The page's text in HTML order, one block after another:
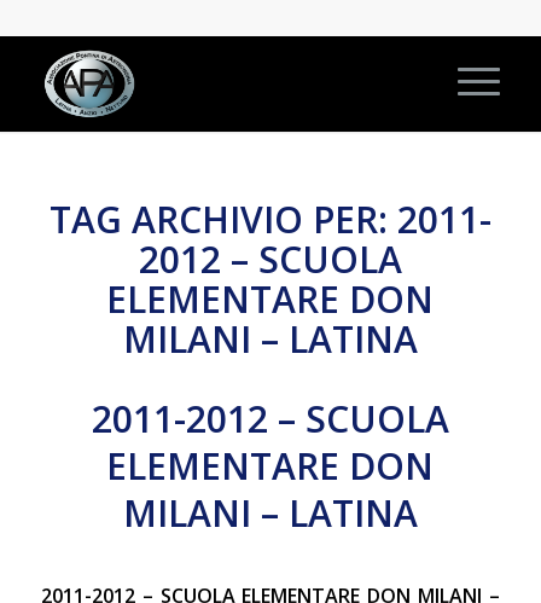
TAG ARCHIVIO PER: 2011-
2012 – SCUOLA
ELEMENTARE DON
MILANI – LATINA
2011-2012 – SCUOLA
ELEMENTARE DON
MILANI – LATINA
2011-2012 – SCUOLA ELEMENTARE DON MILANI –